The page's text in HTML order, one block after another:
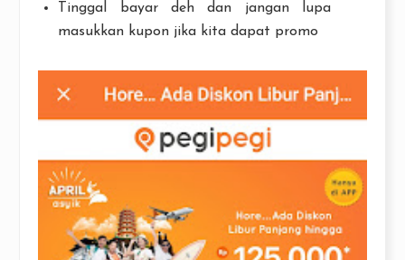
Tinggal bayar deh dan jangan lupa
masukkan kupon jika kita dapat promo